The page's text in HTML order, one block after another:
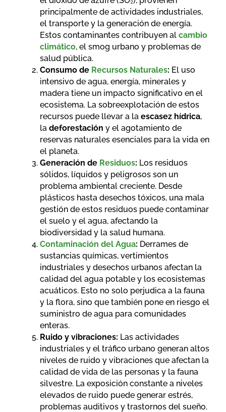
principalmente de actividades industriales,
el transporte y la generación de energía.
Estos contaminantes contribuyen al cambio
climático, el smog urbano y problemas de
salud pública.
Consumo de Recursos Naturales: El uso
intensivo de agua, energía, minerales y
madera tiene un impacto significativo en el
ecosistema. La sobreexplotación de estos
recursos puede llevar a la escasez hídrica,
la deforestación y el agotamiento de
reservas naturales esenciales para la vida en
el planeta.
Generación de Residuos: Los residuos
sólidos, líquidos y peligrosos son un
problema ambiental creciente. Desde
plásticos hasta desechos tóxicos, una mala
gestión de estos residuos puede contaminar
el suelo y el agua, afectando la
biodiversidad y la salud humana.
Contaminación del Agua: Derrames de
sustancias químicas, vertimientos
industriales y desechos urbanos afectan la
calidad del agua potable y los ecosistemas
acuáticos. Esto no solo perjudica a la fauna
y la flora, sino que también pone en riesgo el
suministro de agua para comunidades
enteras.
Ruido y vibraciones: Las actividades
industriales y el tráfico urbano generan altos
niveles de ruido y vibraciones que afectan la
calidad de vida de las personas y la fauna
silvestre. La exposición constante a niveles
elevados de ruido puede generar estrés,
problemas auditivos y trastornos del sueño.